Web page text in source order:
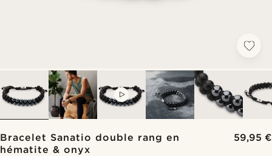
Bracelet Sanatio double rang en
hématite & onyx
59,95 €